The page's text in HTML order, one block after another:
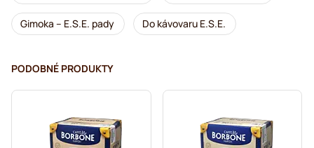
Gimoka – E.S.E. pady Do kávovaru E.S.E.
PODOBNÉ PRODUKTY